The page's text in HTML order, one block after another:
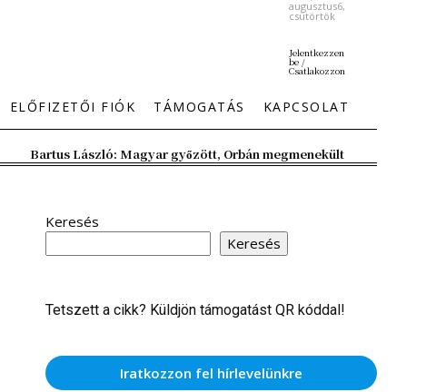
augusztus6,
csütörtök
Jelentkezzen
be /
Csatlakozzon
ELŐFIZETŐI FIÓK TÁMOGATÁS KAPCSOLAT
Bartus László: Magyar győzött, Orbán megmenekült
Keresés
Keresés
Tetszett a cikk? Küldjön támogatást QR kóddal!
Iratkozzon fel hírlevelünkre